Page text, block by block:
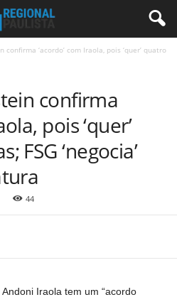
confirma ‘acordo’ com Iraola, pois ‘quer’ quatro
confirma
pois ‘quer’
FSG ‘negocia’
44
Iraola tem um “acordo